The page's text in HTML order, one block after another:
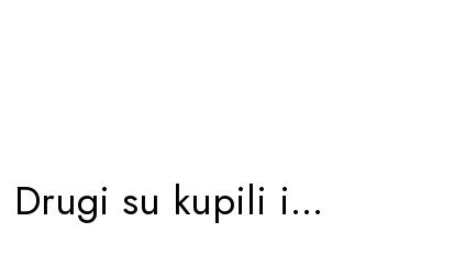
Drugi su kupili i...